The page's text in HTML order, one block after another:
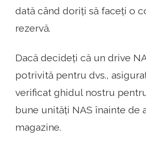
dată când doriți să faceți o
rezervă.
Dacă decideți că un drive
potrivită pentru dvs.,
verificat ghidul nostru
bune unități NAS înainte de
magazine.